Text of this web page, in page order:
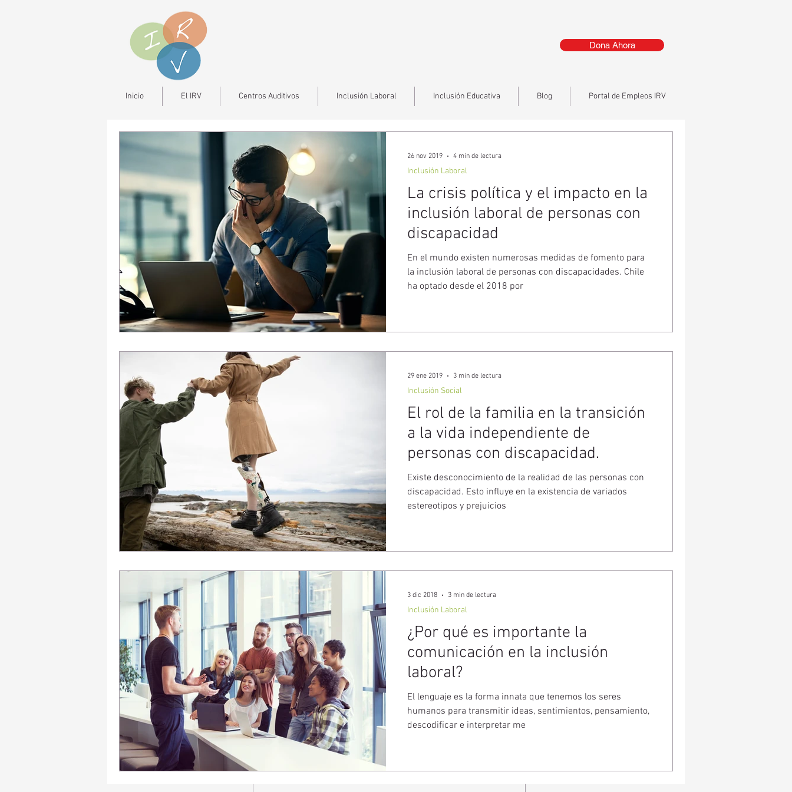
Dona Ahora
Inicio El IRV Centros Auditivos Inclusión Laboral Inclusión Educativa Blog Portal de Empleos IRV
La crisis política y el impacto en la
inclusión laboral de personas con
discapacidad
En el mundo existen numerosas medidas de fomento para
la inclusión laboral de personas con discapacidades. Chile
ha optado desde el 2018 por
Inclusión Laboral
26 nov 2019 4 min de lectura
El rol de la familia en la transición
a la vida independiente de
personas con discapacidad.
Existe desconocimiento de la realidad de las personas con
discapacidad. Esto influye en la existencia de variados
estereotipos y prejuicios
Inclusión Social
29 ene 2019 3 min de lectura
¿Por qué es importante la
comunicación en la inclusión
laboral?
El lenguaje es la forma innata que tenemos los seres
humanos para transmitir ideas, sentimientos, pensamiento,
descodificar e interpretar me
Inclusión Laboral
3 dic 2018 3 min de lectura